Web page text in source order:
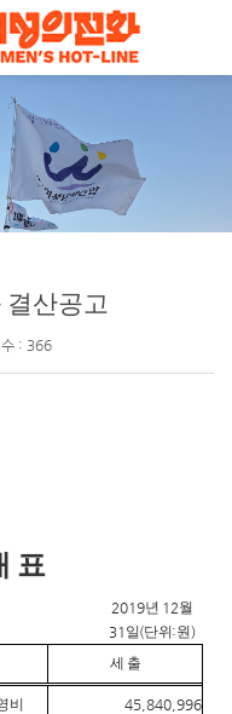
산공고
: 366
표
2019년 12월
31 일(단위 :원)
세 출
비 45,840,996